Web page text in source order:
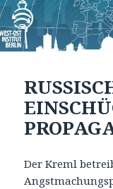
Der Kreml